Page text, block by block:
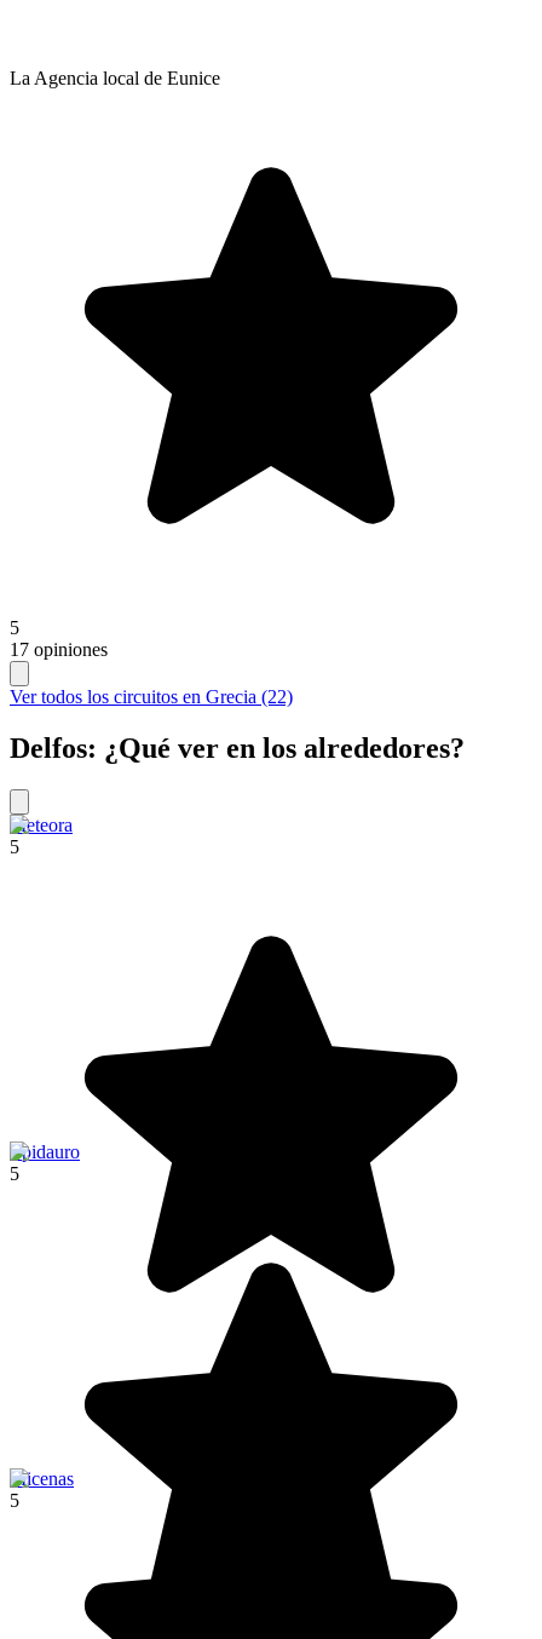
La Agencia local de Eunice
5
17 opiniones
Ver todos los circuitos en Grecia (22)
Delfos: ¿Qué ver en los alrededores?
Meteora
5
Epidauro
5
Micenas
5